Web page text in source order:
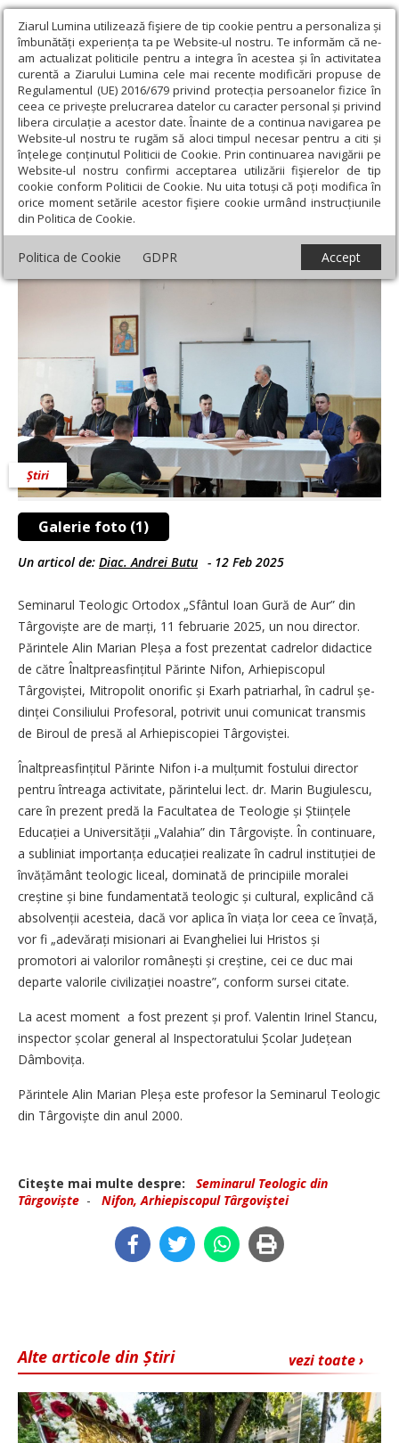
Ziarul Lumina utilizează fişiere de tip cookie pentru a personaliza și
îmbunătăți experiența ta pe Website-ul nostru. Te informăm că ne-
am actualizat politicile pentru a integra în acestea și în activitatea
curentă a Ziarului Lumina cele mai recente modificări propuse de
Regulamentul (UE) 2016/679 privind protecția persoanelor fizice în
ceea ce privește prelucrarea datelor cu caracter personal și privind
libera circulație a acestor date. Înainte de a continua navigarea pe
Website-ul nostru te rugăm să aloci timpul necesar pentru a citi și
înțelege conținutul Politicii de Cookie. Prin continuarea navigării pe
Website-ul nostru confirmi acceptarea utilizării fişierelor de tip
cookie conform Politicii de Cookie. Nu uita totuși că poți modifica în
orice moment setările acestor fişiere cookie urmând instrucțiunile
din Politica de Cookie.
Politica de Cookie GDPR Accept
Ziarul Lumina › Actualitate religioasă › Știri › Un nou director la
Seminarul Teologic Ortodox din Târgoviște
Un nou director la Seminarul Teologic
Ortodox din Târgoviște
Galerie foto (1)
Știri
Un articol de: Diac. Andrei Butu - 12 Feb 2025
Seminarul Teologic Ortodox „Sfântul Ioan Gură de Aur” din
Târgoviște are de marți, 11 februarie 2025, un nou director.
Părintele Alin Marian Pleșa a fost prezentat cadrelor didactice
de către Înalt­prea­sfințitul Părinte Nifon, Arhi­episcopul
Târgoviștei, Mitropolit onorific și Exarh patriarhal, în cadrul șe­
dinței Consiliului Profesoral, potrivit unui comunicat transmis
de Biroul de presă al Arhi­episcopiei Târgo­viș­tei.
Înaltpreasfințitul Părinte Nifon i-a mulțumit fostului director
pentru întreaga activitate, părintelui lect. dr. Marin Bugiulescu,
care în prezent predă la Facultatea de Teologie și Științele
Educației a Universității „Valahia” din Târgoviște. În continuare,
a subliniat importanța edu­cației realizate în cadrul insti­tuției de
învățământ teologic liceal, dominată de principiile moralei
creștine și bine fundamentată teologic și cultural, explicând că
absol­venții acesteia, dacă vor aplica în viața lor ceea ce învață,
vor fi „ade­vărați misionari ai Evangheliei lui Hristos și
promotori ai valorilor românești și creștine, cei ce duc mai
departe valorile civilizației noastre”, conform sursei citate.
La acest moment a fost prezent și prof. Valentin Irinel Stancu,
inspector școlar general al Inspectoratului Școlar Județean
Dâmbovița.
Părintele Alin Marian Pleșa este profesor la Seminarul Teologic
din Târgoviște din anul 2000.
Citeşte mai multe despre:
Seminarul Teologic din
Târgoviște - Nifon, Arhiepiscopul Târgoviştei
vezi toate ›
Alte articole din Știri